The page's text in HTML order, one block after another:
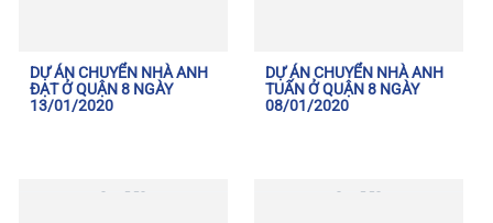
DỰ ÁN CHUYỂN NHÀ ANH
ĐẠT Ở QUẬN 8 NGÀY
13/01/2020
DỰ ÁN CHUYỂN NHÀ ANH
TUẤN Ở QUẬN 8 NGÀY
08/01/2020